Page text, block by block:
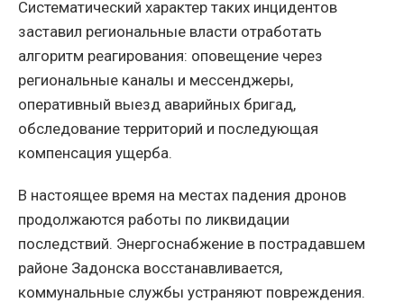
Систематический характер таких инцидентов
заставил региональные власти отработать
алгоритм реагирования: оповещение через
региональные каналы и мессенджеры,
оперативный выезд аварийных бригад,
обследование территорий и последующая
компенсация ущерба.
В настоящее время на местах падения дронов
продолжаются работы по ликвидации
последствий. Энергоснабжение в пострадавшем
районе Задонска восстанавливается,
коммунальные службы устраняют повреждения.